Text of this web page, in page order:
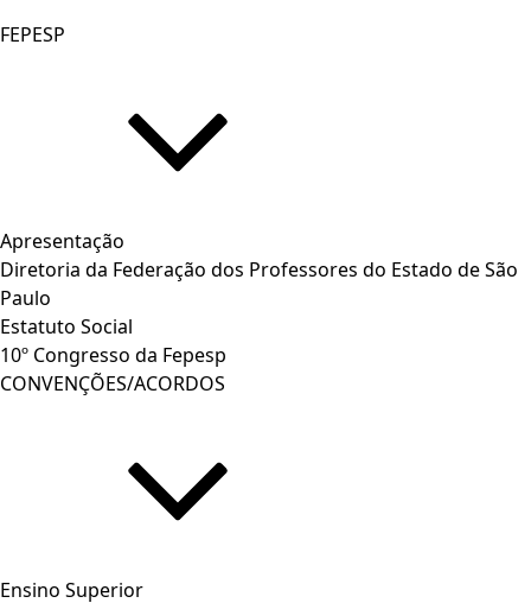
FEPESP
Apresentação
Diretoria da Federação dos Professores do Estado de São
Paulo
Estatuto Social
10º Congresso da Fepesp
CONVENÇÕES/ACORDOS
Ensino Superior